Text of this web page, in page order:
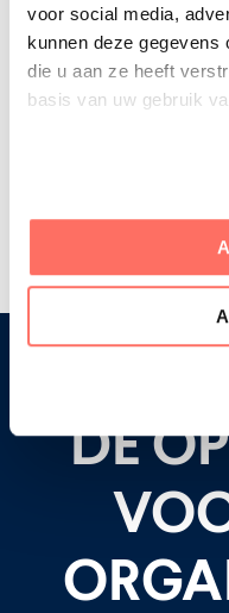
voor social media,
kunnen deze gegevens
die u aan ze heeft
basis van uw gebruik
goed beeld van de
deze input verbetert
DÉ